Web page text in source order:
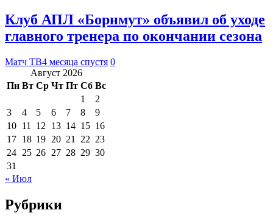
Клуб АПЛ «Борнмут» объявил об уходе
главного тренера по окончании сезона
Матч ТВ4 месяца спустя 0
Август 2026
Пн Вт Ср Чт Пт Сб Вс
1
2
3
4 5 6 7 8
9
10 11 12 13 14 15 16
17 18 19 20 21 22 23
24 25 26 27 28 29 30
31
« Июл
Рубрики